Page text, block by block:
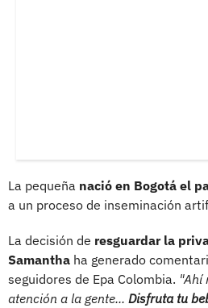
La pequeña nació en Bogotá el
a un proceso de inseminación
La decisión de resguardar la
Samantha ha generado
seguidores de Epa Colombia. "Ahí
atención a la gente... Disfruta tu